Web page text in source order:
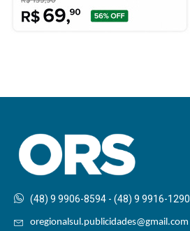
(48) 9 9906-8594 - (48) 9 9916-1290
oregionalsul.publicidades@gmail.com